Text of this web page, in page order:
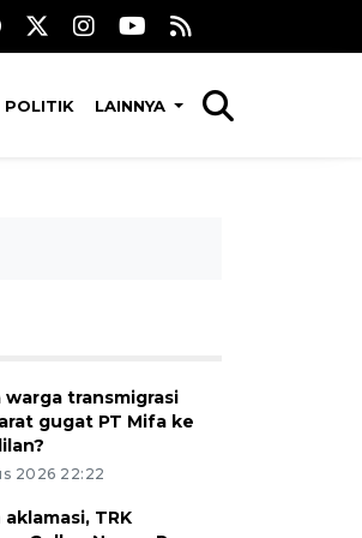
POLITIK LAINNYA
warga transmigrasi
gugat PT Mifa ke
2026 22:22
TRK